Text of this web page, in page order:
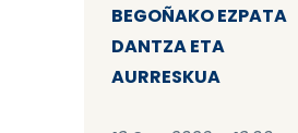
BEGOÑAKO EZPATA
DANTZA ETA
AURRESKUA